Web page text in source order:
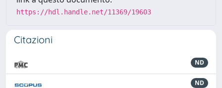
https://hdl.handle.net/11369/19603
Citazioni
ND
ND